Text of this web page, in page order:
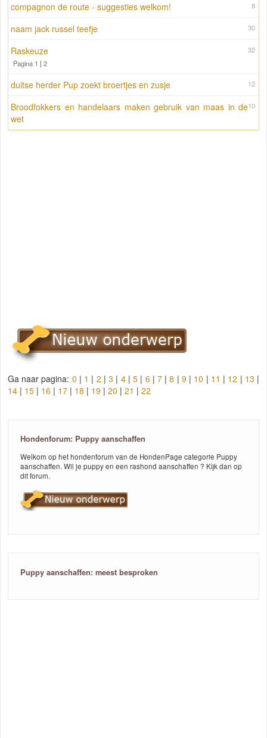
8
compagnon de route - suggesties welkom!
30
naam jack russel teefje
32
Raskeuze
Pagina 1 | 2
12
duitse herder Pup zoekt broertjes en zusje
10
Broodfokkers en handelaars maken gebruik van maas in de
wet
Ga naar pagina: 0 | 1 | 2 |3 | 4|5 | 6 | 7|8 | 9 | 10 | 11 | 12 | 13 |
14 | 15 | 16 | 17 | 18 | 19 | 20 | 21 | 22
Hondenforum: Puppy aanschaffen
Welkom op het hondenforum van de HondenPage categorie Puppy
aanschaffen. Wil je puppy en een rashond aanschaffen ? Kijk dan op
dit forum.
Puppy aanschaffen: meest besproken